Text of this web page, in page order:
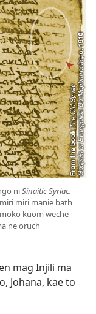
niSinaitic Syriac.
miri manie bath
kuom weche
ne oruch
mag Injili ma
Johana, kae to